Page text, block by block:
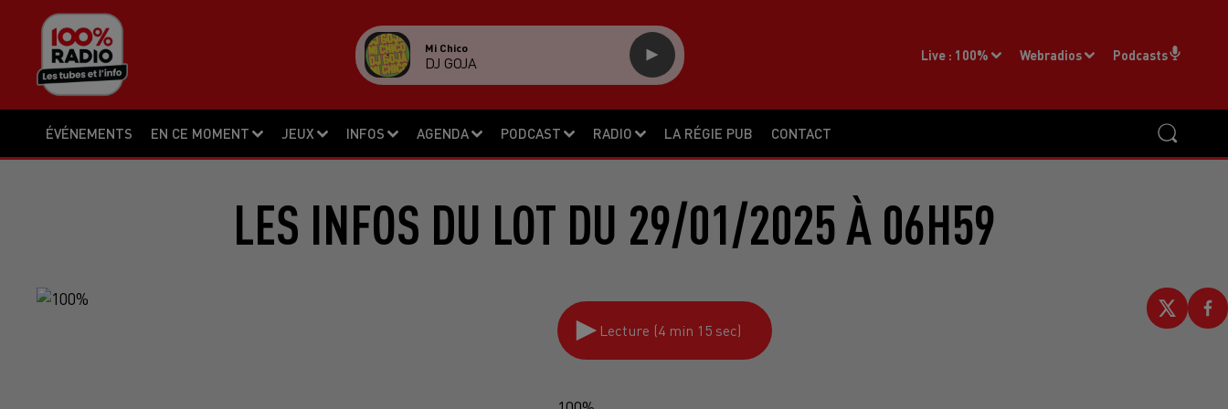
ÉVÉNEMENTS EN CE MOMENT JEUX INFOS AGENDA PODCAST RADIO LA RÉGIE PUB CONTACT
Live : 100% Webradios Podcasts
Mi Chico
DJ GOJA
LES INFOS DU LOT DU 29/01/2025 À 06H59
Lecture (4 min 15 sec)